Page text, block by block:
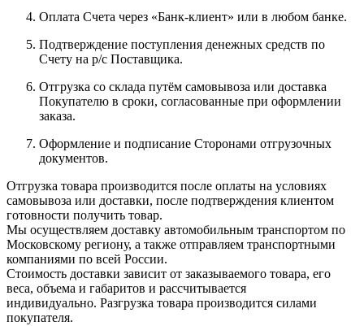
Оплата Счета через «Банк-клиент» или в любом банке.
Подтверждение поступления денежных средств по
Счету на р/с Поставщика.
Отгрузка со склада путём самовывоза или доставка
Покупателю в сроки, согласованные при оформлении
заказа.
Оформление и подписание Сторонами отгрузочных
документов.
Отгрузка товара производится после оплаты на условиях
самовывоза или доставки, после подтверждения клиентом
готовности получить товар.
Мы осуществляем доставку автомобильным транспортом по
Московскому региону, а также отправляем транспортными
компаниями по всей России.
Стоимость доставки зависит от заказываемого товара, его
веса, объема и габаритов и рассчитывается
индивидуально. Разгрузка товара производится силами
покупателя.